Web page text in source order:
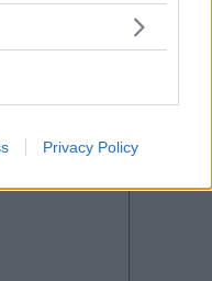
Privacy Policy